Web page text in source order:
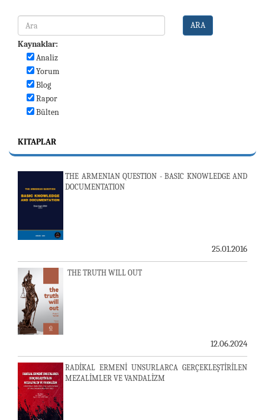
ARA
Kaynaklar:
Analiz
Yorum
Blog
Rapor
Bülten
KITAPLAR
THE ARMENIAN QUESTION - BASIC KNOWLEDGE AND
DOCUMENTATION
25.01.2016
THE TRUTH WILL OUT
12.06.2024
RADİKAL ERMENİ UNSURLARCA GERÇEKLEŞTİRİLEN
MEZALİMLER VE VANDALİZM